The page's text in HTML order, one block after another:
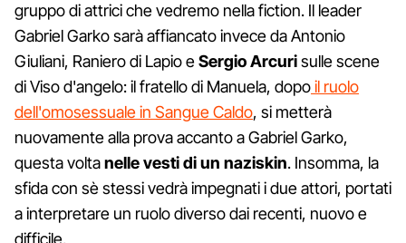
gruppo di attrici che vedremo nella fiction. Il leader
Gabriel Garko sarà affiancato invece da Antonio
Giuliani, Raniero di Lapio eSergio Arcurisulle scene
di Viso d'angelo: il fratello di Manuela, dopoil ruolo
dell'omosessuale in Sangue Caldo, si metterà
nuovamente alla prova accanto a Gabriel Garko,
questa voltanelle vesti di un naziskin. Insomma, la
sfida con sè stessi vedrà impegnati i due attori, portati
a interpretare un ruolo diverso dai recenti, nuovo e
difficile.